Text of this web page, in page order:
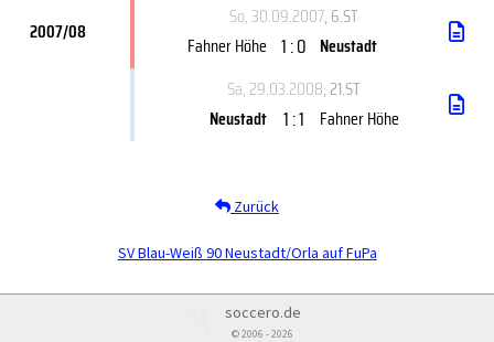
2007/08
So, 30.09.2007, 6.ST
Fahner Höhe 1 : 0 Neustadt
Sa, 29.03.2008, 21.ST
Neustadt
1 : 1 Fahner Höhe
Zurück
SV Blau-Weiß 90 Neustadt/Orla auf FuPa
soccero.de
© 2006 - 2026